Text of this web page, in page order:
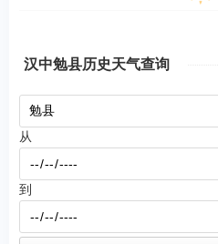
汉中勉县历史天气查询
从
到